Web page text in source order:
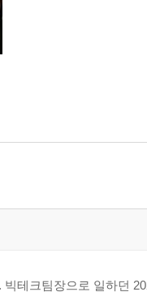
하다
다
테크팀장으로 일하던